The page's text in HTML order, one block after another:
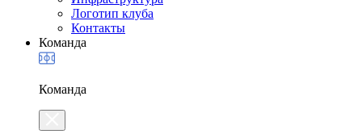
Логотип клуба
Контакты
Команда
Команда